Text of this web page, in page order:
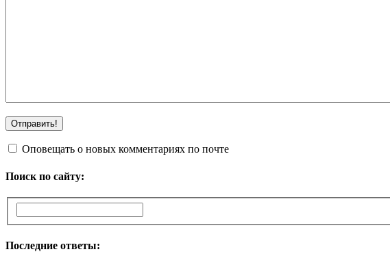
Оповещать о новых комментариях по почте
Поиск по сайту:
Последние ответы: